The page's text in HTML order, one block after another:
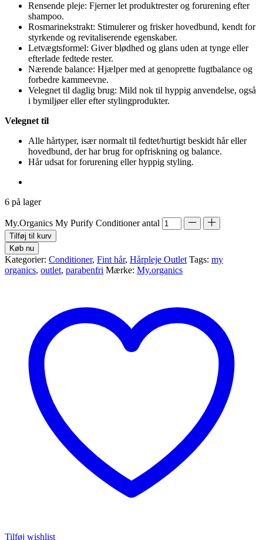
Rensende pleje: Fjerner let produktrester og forurening efter
shampoo.
Rosmarinekstrakt: Stimulerer og frisker hovedbund, kendt for
styrkende og revitaliserende egenskaber.
Letvægtsformel: Giver blødhed og glans uden at tynge eller
efterlade fedtede rester.
Nærende balance: Hjælper med at genoprette fugtbalance og
forbedre kammeevne.
Velegnet til daglig brug: Mild nok til hyppig anvendelse, også
i bymiljøer eller efter stylingprodukter.
Velegnet til
Alle hårtyper, især normalt til fedtet/hurtigt beskidt hår eller
hovedbund, der har brug for opfriskning og balance.
Hår udsat for forurening eller hyppig styling.
6 på lager
My.Organics My Purify Conditioner antal
Tilføj til kurv
Køb nu
Kategorier: Conditioner, Fint hår, Hårpleje Outlet Tags: my
organics, outlet, parabenfri Mærke: My.organics
Tilføj wishlist